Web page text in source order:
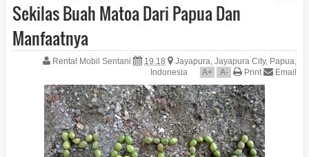
Sekilas Buah Matoa Dari Papua Dan
Manfaatnya
Rental Mobil Sentani 19.18
Jayapura, Jayapura City, Papua,
Indonesia
A+ A- Print Email